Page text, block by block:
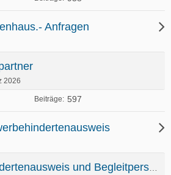
Anfragen
Beiträge 597
2026